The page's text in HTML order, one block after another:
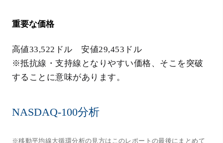
重要な価格
高値33,522ドル 安値29,453ドル
※抵抗線・支持線となりやすい価格、そこを突破
することに意味があります。
NASDAQ-100分析
※移動平均線大循環分析の見方はこのレポートの最後にまとめて